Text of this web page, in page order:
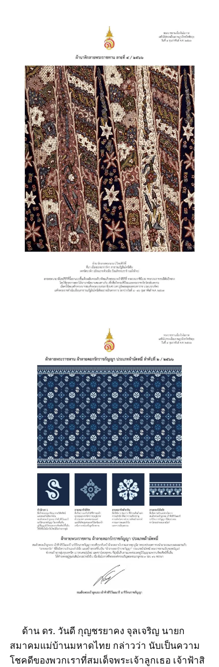
ด้าน ดร. วันดี กุญชรยาคง จุลเจริญ นายก
สมาคมแม่บ้านมหาดไทย กล่าวว่า นับเป็นความ
โชคดีของพวกเราที่สมเด็จพระเจ้าลูกเธอ เจ้าฟ้าสิ